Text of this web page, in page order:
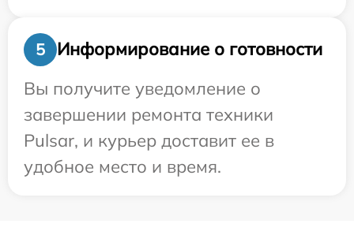
5
Информирование о готовности
Вы получите уведомление о
завершении ремонта техники
Pulsar, и курьер доставит ее в
удобное место и время.